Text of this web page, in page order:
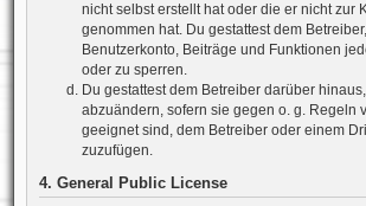
nicht selbst erstellt hat oder die er nicht zur
genommen hat. Du gestattest dem
Benutzerkonto, Beiträge und Funktionen
oder zu sperren.
Du gestattest dem Betreiber darüber
abzuändern, sofern sie gegen o. g. Regeln
geeignet sind, dem Betreiber oder einem
zuzufügen.
4. General Public License